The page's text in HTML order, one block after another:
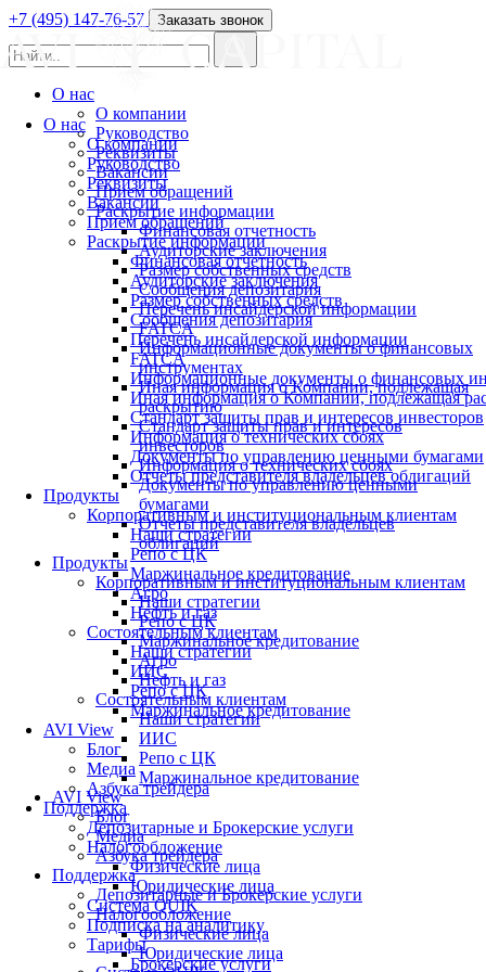
О нас
О компании
Руководство
Реквизиты
Вакансии
Прием обращений
Раскрытие информации
Финансовая отчетность
Аудиторские заключения
Размер собственных средств
Сообщения депозитария
Перечень инсайдерской информации
FATCA
Информационные документы о финансовых
Иная информация о Компании, подлежащая
Стандарт защиты прав и интересов инвесторов
Информация о технических сбоях
Документы по управлению ценными бумагами
Отчеты представителя владельцев облигаций
Продукты
Корпоративным и институциональным клиентам
Наши стратегии
Репо с ЦК
Маржинальное кредитование
Агро
Нефть и газ
Состоятельным клиентам
Наши стратегии
ИИС
Репо с ЦК
Маржинальное кредитование
AVI View
Блог
Медиа
Азбука трейдера
Поддержка
Депозитарные и Брокерские услуги
Налогообложение
Физические лица
Юридические лица
Система QUIK
Подписка на аналитику
Тарифы
Брокерские услуги
+7 (495) 147-76-57 Заказать звонок
О нас
О компании
Руководство
Реквизиты
Вакансии
Прием обращений
Раскрытие информации
Финансовая отчетность
Аудиторские заключения
Размер собственных средств
Сообщения депозитария
Перечень инсайдерской информации
FATCA
Информационные документы о финансовых
инструментах
Иная информация о Компании, подлежащая
раскрытию
Стандарт защиты прав и интересов
инвесторов
Информация о технических сбоях
Документы по управлению ценными
бумагами
Отчеты представителя владельцев
облигаций
Продукты
Корпоративным и институциональным клиентам
Наши стратегии
Репо с ЦК
Маржинальное кредитование
Агро
Нефть и газ
Состоятельным клиентам
Наши стратегии
ИИС
Репо с ЦК
Маржинальное кредитование
AVI View
Блог
Медиа
Азбука трейдера
Поддержка
Депозитарные и Брокерские услуги
Налогообложение
Физические лица
Юридические лица